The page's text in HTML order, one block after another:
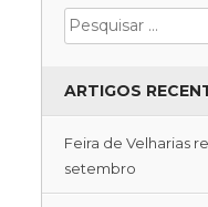
ARTIGOS
Feira de Velharias
setembro